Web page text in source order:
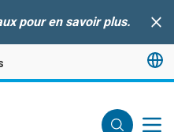
pour en savoir plus.